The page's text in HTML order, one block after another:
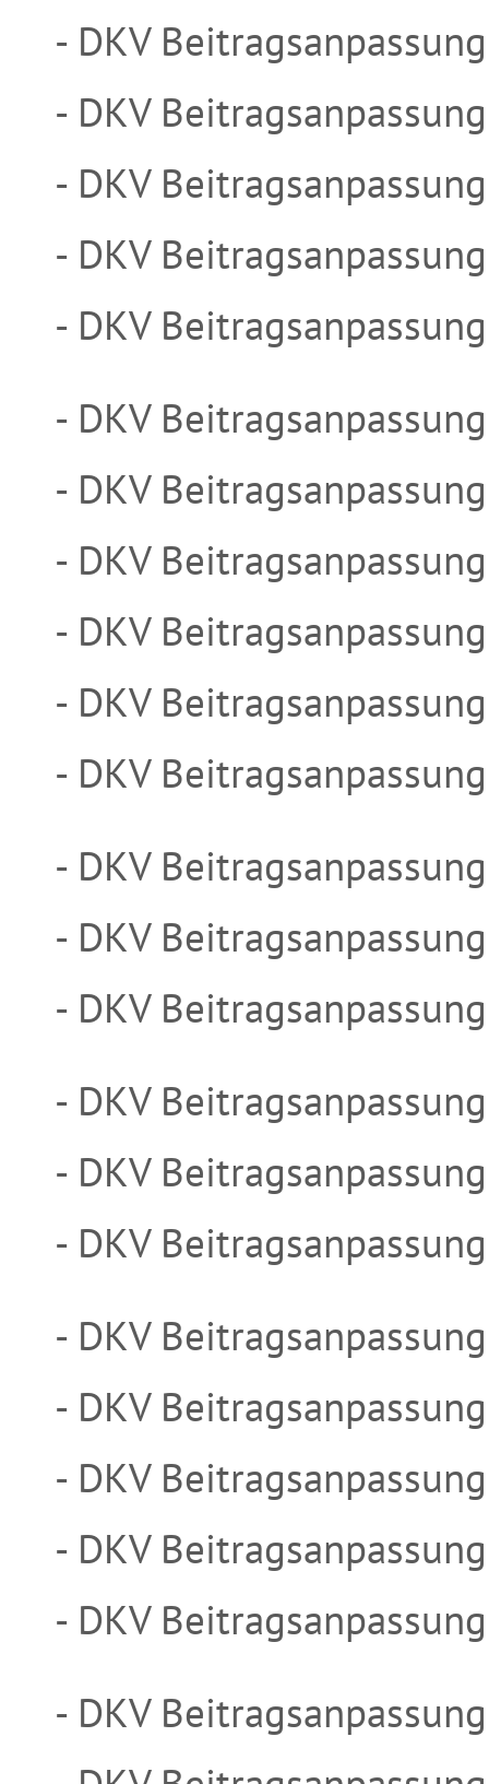
- DKV
- DKV
- DKV
- DKV
- DKV
- DKV
- DKV
- DKV
- DKV
- DKV
- DKV
- DKV
- DKV
- DKV
- DKV
- DKV
- DKV
- DKV
- DKV
- DKV
- DKV
- DKV
- DKV